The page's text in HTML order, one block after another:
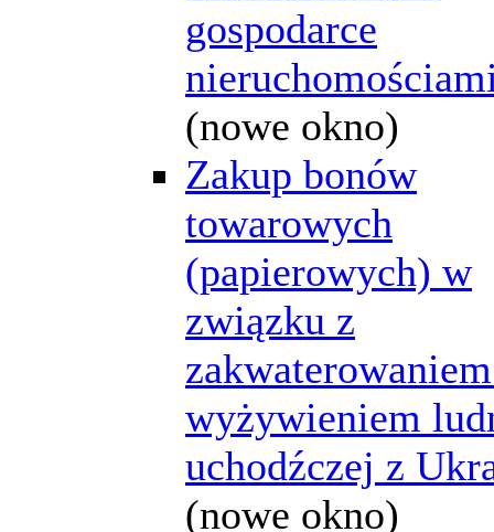
gospodarce
(nowe okno)
Zakup bonów
towarowych
(papierowych) w
związku z
wyżywieniem
uchodźczej z
(nowe okno)